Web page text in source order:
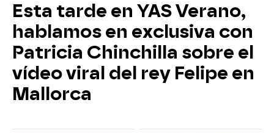
Esta tarde en YAS Verano,
hablamos en exclusiva con
Patricia Chinchilla sobre el
vídeo viral del rey Felipe en
Mallorca